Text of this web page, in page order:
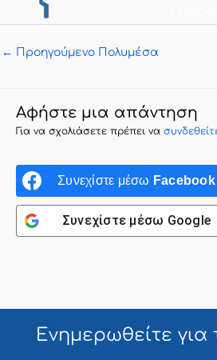
← Προηγούμενο Πολυμέσα
Αφήστε μια απάντηση
Για να σχολιάσετε πρέπει να
Συνεχίστε μέσω Facebook
Συνεχίστε μέσω Google
Ενημερωθείτε για